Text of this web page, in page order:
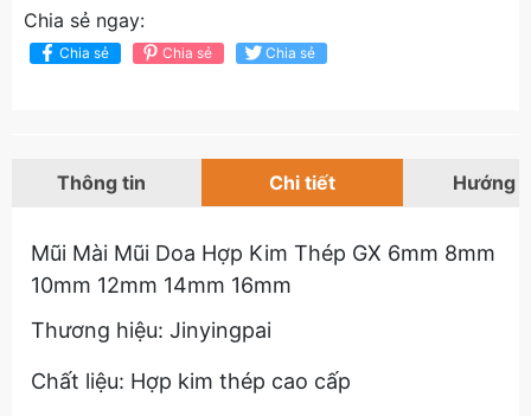
Chia sẻ ngay:
Chia sẻ Chia sẻ Chia sẻ
Thông tin Chi tiết Hướng
Mũi Mài Mũi Doa Hợp Kim Thép GX 6mm 8mm
10mm 12mm 14mm 16mm
Thương hiệu: Jinyingpai
Chất liệu: Hợp kim thép cao cấp